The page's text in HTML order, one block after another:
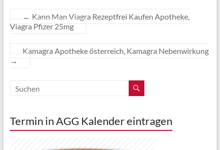
← Kann Man Viagra Rezeptfrei Kaufen Apotheke,
Viagra Pfizer 25mg
Kamagra Apotheke österreich, Kamagra Nebenwirkung
→
Termin in AGG Kalender eintragen